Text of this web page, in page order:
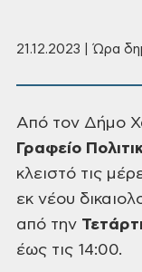
21.12.2023 | Ώρα
Από τον Δήμο
Γραφείο
κλειστό τις
εκ νέου
από την
έως τις 14:00.